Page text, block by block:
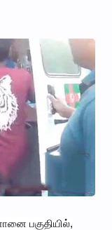
பகுதியில்,